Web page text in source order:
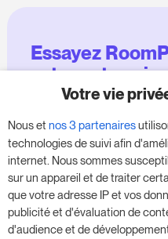
Essayez
votre entreprise
donnez un coup de
sans aucune
Réservez une
essai gratuit de 14
Votre vie
Nous et nos 3 partenaires
technologies de suivi afin
internet. Nous sommes
sur un appareil et de traiter
que votre adresse IP et vos
publicité et d'évaluation de
d'audience et de